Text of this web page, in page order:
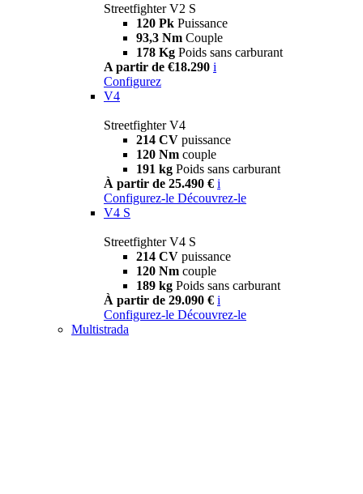
Streetfighter V2 S
120 Pk Puissance
93,3 Nm Couple
178 Kg Poids sans carburant
A partir de €18.290 i
Configurez
V4
Streetfighter V4
214 CV puissance
120 Nm couple
191 kg Poids sans carburant
À partir de 25.490 € i
Configurez-le Découvrez-le
V4 S
Streetfighter V4 S
214 CV puissance
120 Nm couple
189 kg Poids sans carburant
À partir de 29.090 € i
Configurez-le Découvrez-le
Multistrada